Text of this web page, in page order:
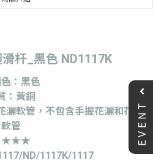
滑杆_黑色 ND1117K
：黑色
：黃銅
灑軟管，不包含手握花灑和花灑
軟管
★★★
ND/1117K/1117
EVENT